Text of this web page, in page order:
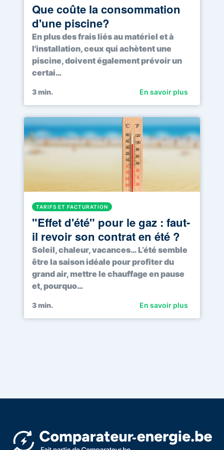
Que coûte la consommation
d'une piscine?
En plus des frais liés au matériel et à
l'installation, ceux qui achètent une
piscine, doivent également prévoir un
certai…
3min. En savoir plus
TARIFS ET FACTURATION
"Effet d'été" pour le gaz : faut-
il revoir son contrat en été ?
Soleil, chaleur, vacances… L’été semble
être la saison idéale pour profiter du
grand air, mettre le chauffage en pause
et, pourquo…
3min. En savoir plus